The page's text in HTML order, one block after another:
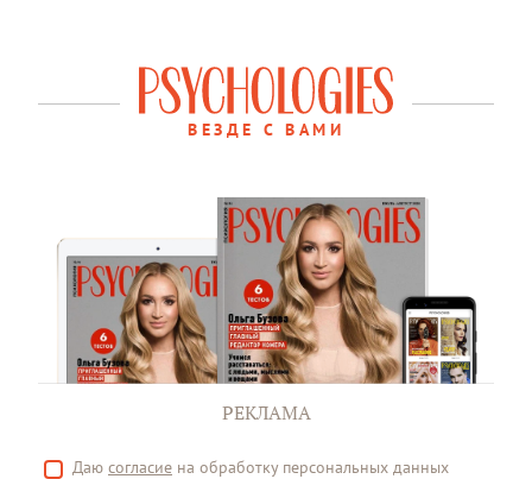
ВЕЗДЕ С ВАМИ
РЕКЛАМА
Даю согласие на обработку персональных данных